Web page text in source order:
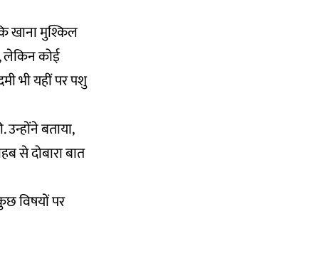
खाना मुश्किल
लेकिन कोई
भी यहीं पर पशु
बताया,
से दोबारा बात
विषयों पर